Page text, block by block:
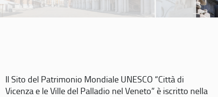
Il Sito del Patrimonio Mondiale UNESCO “Città di
Vicenza e le Ville del Palladio nel Veneto” è iscritto nella